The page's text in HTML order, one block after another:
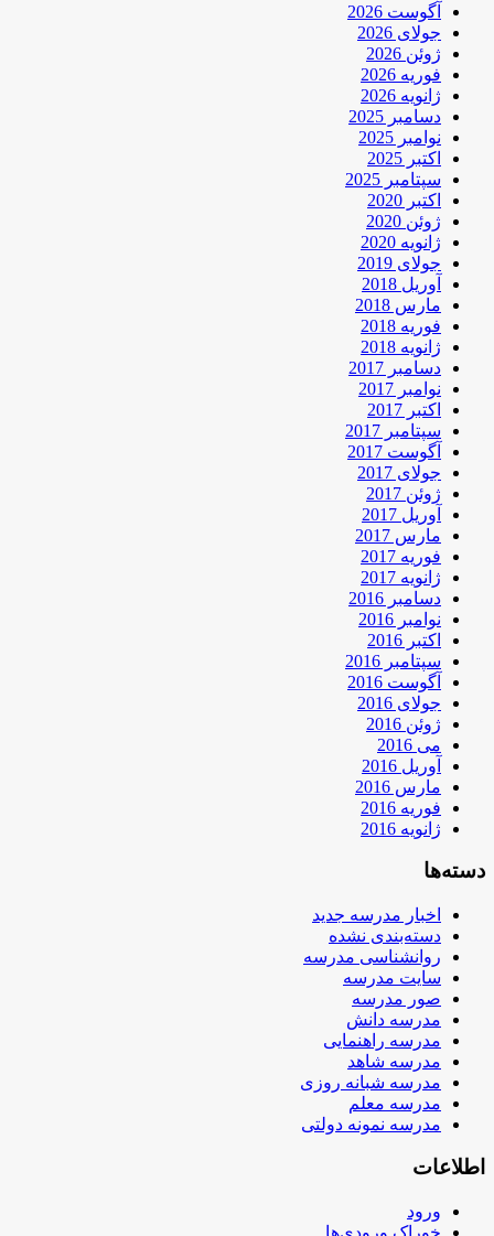
آگوست 2026
جولای 2026
ژوئن 2026
فوریه 2026
ژانویه 2026
دسامبر 2025
نوامبر 2025
اکتبر 2025
سپتامبر 2025
اکتبر 2020
ژوئن 2020
ژانویه 2020
جولای 2019
آوریل 2018
مارس 2018
فوریه 2018
ژانویه 2018
دسامبر 2017
نوامبر 2017
اکتبر 2017
سپتامبر 2017
آگوست 2017
جولای 2017
ژوئن 2017
آوریل 2017
مارس 2017
فوریه 2017
ژانویه 2017
دسامبر 2016
نوامبر 2016
اکتبر 2016
سپتامبر 2016
آگوست 2016
جولای 2016
ژوئن 2016
می 2016
آوریل 2016
مارس 2016
فوریه 2016
ژانویه 2016
دسته‌ها
اخبار مدرسه جدید
دسته‌بندی نشده
روانشناسی مدرسه
سایت مدرسه
صور مدرسه
مدرسه دانش
مدرسه راهنمایی
مدرسه شاهد
مدرسه شبانه روزی
مدرسه معلم
مدرسه نمونه دولتی
اطلاعات
ورود
خوراک ورودی‌ها